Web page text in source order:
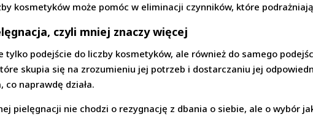
kosmetyków może pomóc w eliminacji czynników, które
czyli mniej znaczy więcej
tylko podejście do liczby kosmetyków, ale również do samego
skupia się na zrozumieniu jej potrzeb i dostarczaniu jej
co naprawdę działa.
pielęgnacji nie chodzi o rezygnację z dbania o siebie, ale o wybór